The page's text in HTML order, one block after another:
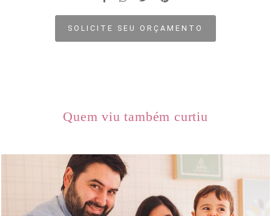
SOLICITE SEU ORÇAMENTO
Quem viu também curtiu